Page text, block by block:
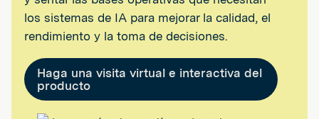
los sistemas de IA para mejorar la calidad, el
rendimiento y la toma de decisiones.
Haga una visita virtual e interactiva del
producto